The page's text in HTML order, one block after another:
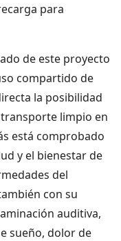
para
de este proyecto
compartido de
la posibilidad
limpio en
está comprobado
y el bienestar de
del
con su
auditiva,
sueño, dolor de